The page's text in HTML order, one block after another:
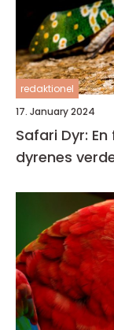
redaktionel
17. January 2024
Safari Dyr:
dyrenes